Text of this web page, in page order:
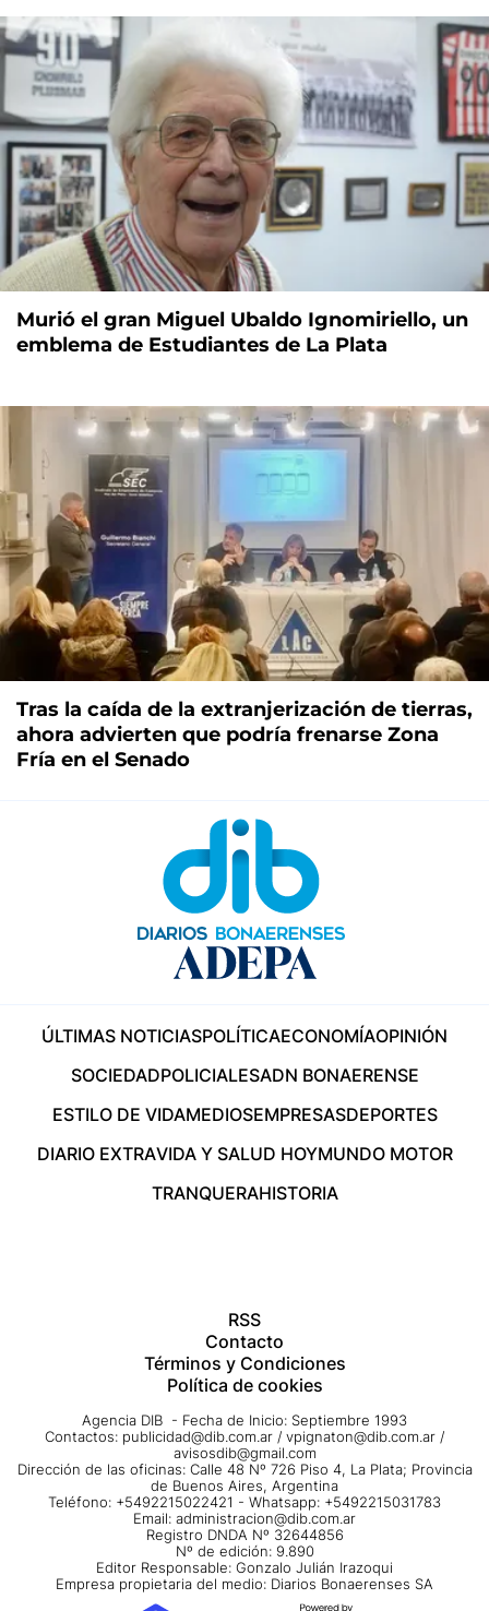
Murió el gran Miguel Ubaldo Ignomiriello, un
emblema de Estudiantes de La Plata
Tras la caída de la extranjerización de tierras,
ahora advierten que podría frenarse Zona
Fría en el Senado
ÚLTIMAS NOTICIASPOLÍTICAECONOMÍAOPINIÓN
SOCIEDADPOLICIALESADN BONAERENSE
ESTILO DE VIDAMEDIOSEMPRESASDEPORTES
DIARIO EXTRAVIDA Y SALUD HOYMUNDO MOTOR
TRANQUERAHISTORIA
RSS
Contacto
Términos y Condiciones
Política de cookies
Agencia DIB - Fecha de Inicio: Septiembre 1993
Contactos: publicidad@dib.com.ar / vpignaton@dib.com.ar /
avisosdib@gmail.com
Dirección de las oficinas: Calle 48 Nº 726 Piso 4, La Plata; Provincia
de Buenos Aires, Argentina
Teléfono: +5492215022421 - Whatsapp: +5492215031783
Email: administracion@dib.com.ar
Registro DNDA Nº 32644856
Nº de edición: 9.890
Editor Responsable: Gonzalo Julián Irazoqui
Empresa propietaria del medio: Diarios Bonaerenses SA